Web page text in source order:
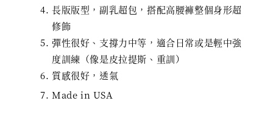
長版版型，副乳超包，搭配高腰褲整個身形超
修飾
彈性很好、支撐力中等，適合日常或是輕中強
度訓練（像是皮拉提斯、重訓）
質感很好，透氣
Made in USA